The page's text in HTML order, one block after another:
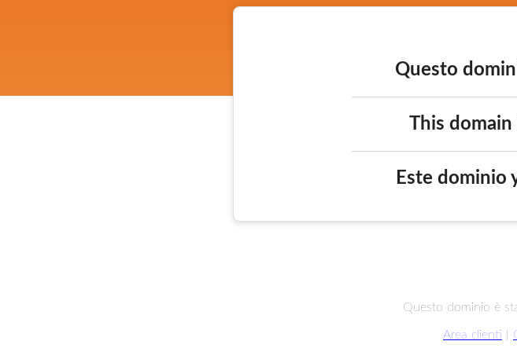
Questo
This domain
Este dominio
Questo dominio è
Area clienti